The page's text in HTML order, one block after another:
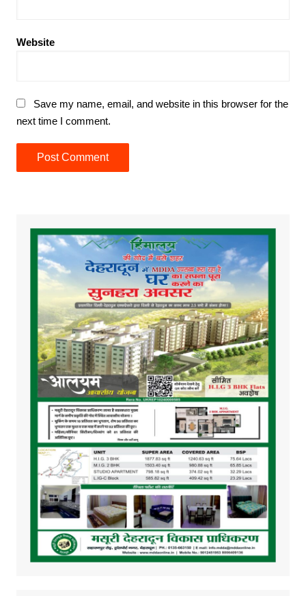
Website
Save my name, email, and website in this browser for the
next time I comment.